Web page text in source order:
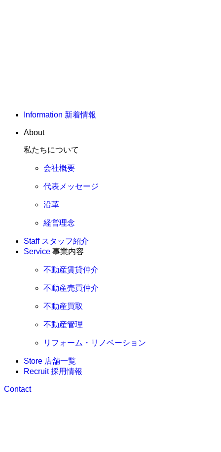
Information 新着情報
About
私たちについて
会社概要
代表メッセージ
沿革
経営理念
Staff スタッフ紹介
Service 事業内容
不動産賃貸仲介
不動産売買仲介
不動産買取
不動産管理
リフォーム・リノベーション
Store 店舗一覧
Recruit 採用情報
Contact